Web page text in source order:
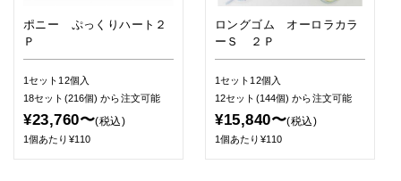
ポニー ぷっくりハート２
Ｐ
1セット12個入
18セット(216個)から注文可能
¥23,760〜(税込)
1個あたり¥110
ロングゴム オーロラカラ
ーＳ ２Ｐ
1セット12個入
12セット(144個)から注文可能
¥15,840〜(税込)
1個あたり¥110